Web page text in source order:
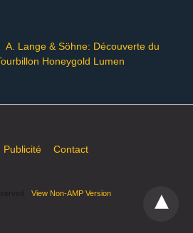
A. Lange & Söhne: Découverte du
Honeygold Lumen
Publicité Contact
View Non-AMP Version